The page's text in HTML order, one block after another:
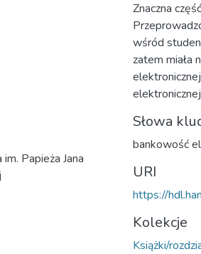
Papieża Jana
Znaczna
wśród
zatem miała
Słowa
bankowość
URI
https://
Kolekcje
Książki/